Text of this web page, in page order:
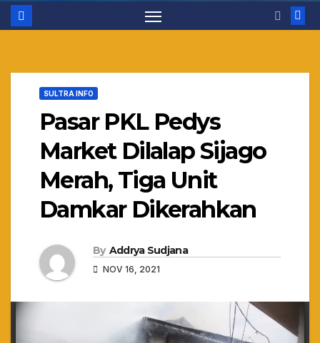
SULTRA INFO
Pasar PKL Pedys
Market Dilalap Sijago
Merah, Tiga Unit
Damkar Dikerahkan
By Addrya Sudjana
NOV 16, 2021